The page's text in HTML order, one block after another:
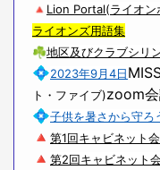
🔺 Lion Portal(ライオン
ライオンズ用語集
☘地区及びクラブシリ
💠2023年9月4日
ト・ファイブ)zoom
💠子供を暑さから守ろ
🔺 第1回キャビネット
🔺 第2回キャビネット